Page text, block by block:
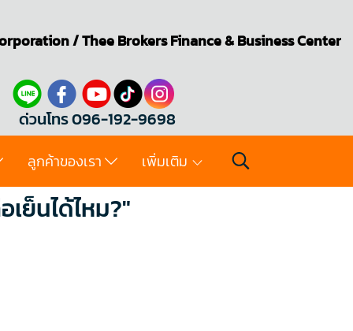
/Thee BrokersFinance & Business Center
ด่วนโทร 096-192-9698
ลูกค้าของเรา เพิ่มเติม
ย็นได้ไหม?"